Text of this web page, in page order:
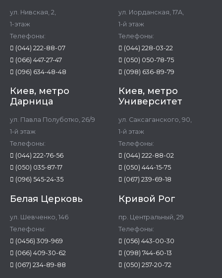
ул. Нивская, 2,
1-этаж
Телефоны:
(044) 222-88-07
(066) 447-27-47
(096) 634-48-48
ул. Иорданская, 17А,
1-й этаж
Телефоны:
(044) 228-03-22
(050) 050-78-75
(098) 636-89-79
Киев, метро
Дарница
ул. Павла Полуботко, 26/9
1-й этаж
Телефоны:
(044) 222-76-56
(050) 035-87-17
(096) 545-24-35
Киев, метро
Университет
ул. Саксаганского, 90,
1-й этаж
Телефоны:
(044) 222-88-02
(050) 444-15-75
(067) 239-69-18
Белая Церковь
ул. Шевченко, 146
Телефоны:
(0456) 309-969
(066) 409-30-62
(067) 234-89-88
Кривой Рог
пр. Центральный, 29
Телефоны:
(056) 443-00-30
(098) 744-60-13
(050) 257-20-72